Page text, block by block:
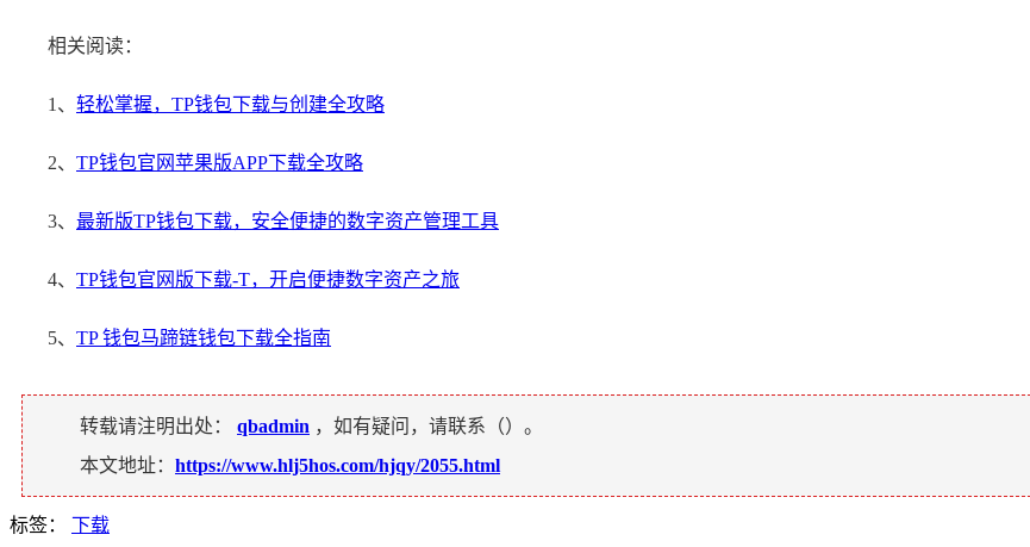
相关阅读：
1、 轻松掌握，TP钱包下载与创建全攻略
2、 TP钱包官网苹果版APP下载全攻略
3、 最新版TP钱包下载，安全便捷的数字资产管理工具
4、 TP钱包官网版下载-T，开启便捷数字资产之旅
5、 TP 钱包马蹄链钱包下载全指南
转载请注明出处： qbadmin ，如有疑问，请联系（）。
本文地址： https://www.hlj5hos.com/hjqy/2055.html
标签： 下载